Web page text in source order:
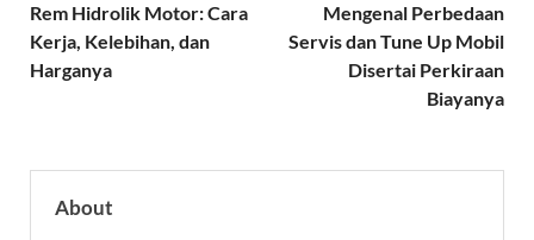
Rem Hidrolik Motor: Cara
Kerja, Kelebihan, dan
Harganya
Mengenal Perbedaan
Servis dan Tune Up Mobil
Disertai Perkiraan
Biayanya
About